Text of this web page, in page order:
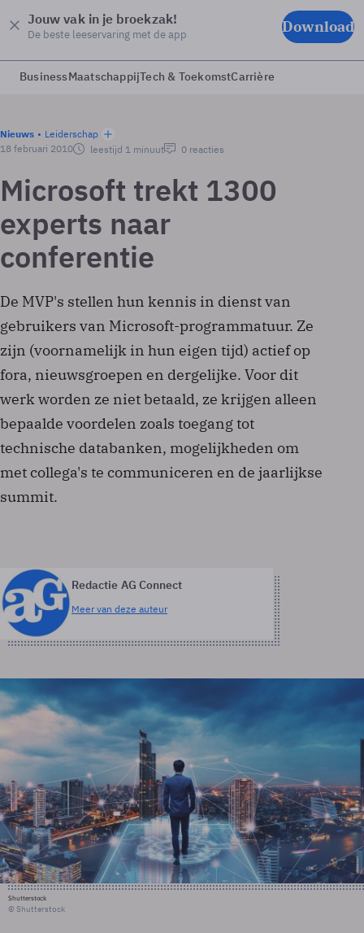
Jouw vak in je broekzak!
De beste leeservaring met de app Download
BusinessMaatschappijTech & ToekomstCarrière
Nieuws
Leiderschap
18 februari 2010
leestijd 1 minuut 0 reacties
Microsoft trekt 1300
experts naar
conferentie
De MVP's stellen hun kennis in dienst van
gebruikers van Microsoft-programmatuur. Ze
zijn (voornamelijk in hun eigen tijd) actief op
fora, nieuwsgroepen en dergelijke. Voor dit
werk worden ze niet betaald, ze krijgen alleen
bepaalde voordelen zoals toegang tot
technische databanken, mogelijkheden om
met collega's te communiceren en de jaarlijkse
summit.
Redactie AG Connect
Meer van deze auteur
Shutterstock
© Shutterstock